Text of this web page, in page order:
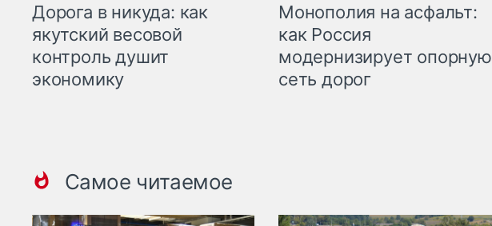
Дорога в никуда: как
якутский весовой
контроль душит
экономику
Монополия на асфальт:
как Россия
модернизирует опорную
сеть дорог
Самое читаемое